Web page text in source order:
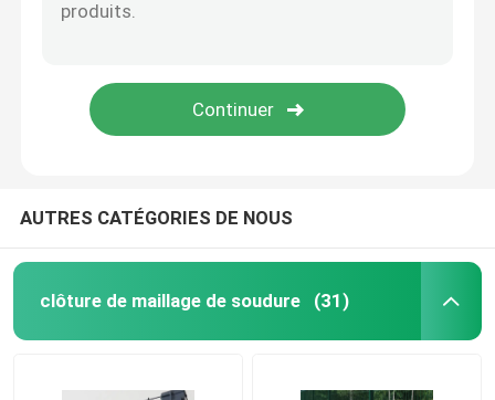
AUTRES CATÉGORIES DE NOUS
clôture de maillage de soudure (31)